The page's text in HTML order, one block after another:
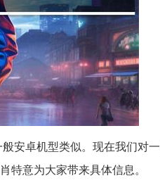
安卓机型类似。现在我们对
特意为大家带来具体信息。